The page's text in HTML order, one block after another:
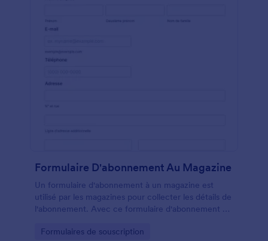
Formulaire D'abonnement Au Magazine
Un formulaire d'abonnement à un magazine est
utilisé par les magazines pour collecter les détails de
l'abonnement. Avec ce formulaire d'abonnement au
liste d'abonnement et leur paiement. Il est
Go to Category:
Formulaires de souscription